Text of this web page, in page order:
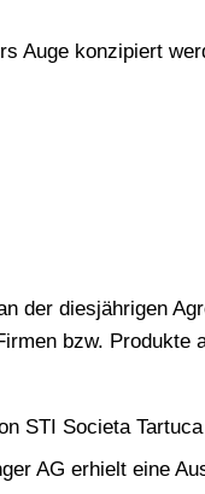
Auge konzipiert
der diesjährigen
bzw. Produkte
STI Societa
AG erhielt eine